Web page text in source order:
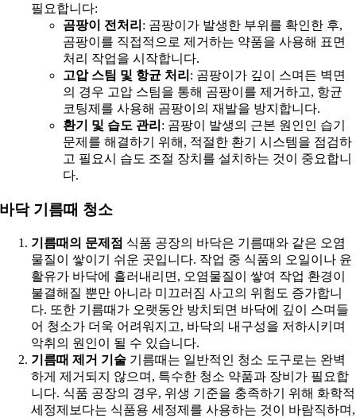
필요합니다:
곰팡이 전처리 : 곰팡이가 발생한 부위를 확인한 후,
곰팡이를 직접적으로 제거하는 약품을 사용해 표면
처리 작업을 시작합니다.
고압 스팀 및 항균 처리 : 곰팡이가 깊이 스며든 벽면
의 경우 고압 스팀을 통해 곰팡이를 제거하고, 항균
코팅제를 사용해 곰팡이의 재발을 방지합니다.
환기 및 습도 관리 : 곰팡이 발생의 근본 원인인 습기
문제를 해결하기 위해, 적절한 환기 시스템을 점검하
고 필요시 습도 조절 장치를 설치하는 것이 중요합니
다.
바닥 기름때 청소
기름때의 문제점 식품 공장의 바닥은 기름때와 같은 오염
물질이 쌓이기 쉬운 곳입니다. 작업 중 식품의 오일이나 윤
활유가 바닥에 흘러내리면, 오염물질이 쌓여 작업 환경이
불결해질 뿐만 아니라 미끄러짐 사고의 위험도 증가합니
다. 또한 기름때가 오랫동안 방치되면 바닥에 깊이 스며들
어 청소가 더욱 어려워지고, 바닥의 내구성을 저하시키며
악취의 원인이 될 수 있습니다.
기름때 제거 기술 기름때는 일반적인 청소 도구로는 완벽
하게 제거되지 않으며, 특수한 청소 약품과 장비가 필요합
니다. 식품 공장의 경우, 위생 기준을 충족하기 위해 화학적
세정제보다는 식품용 세정제를 사용하는 것이 바람직하며,